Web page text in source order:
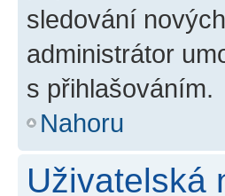
sledování
administrátor
s přihlašováním.
Nahoru
Uživatelská